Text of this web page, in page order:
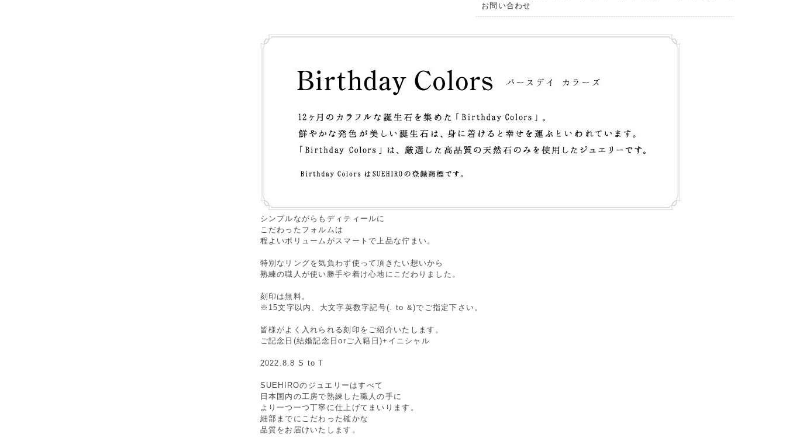
お問い合わせ
シンプルながらもディティールに
こだわったフォルムは
程よいボリュームがスマートで上品な佇まい。
特別なリングを気負わず使って頂きたい想いから
熟練の職人が使い勝手や着け心地にこだわりました。
刻印は無料。
※15文字以内、大文字英数字記号(. to &)でご指定下さい。
皆様がよく入れられる刻印をご紹介いたします。
ご記念日(結婚記念日orご入籍日)+イニシャル
2022.8.8 S to T
SUEHIROのジュエリーはすべて
日本国内の工房で熟練した職人の手に
より一つ一つ丁寧に仕上げてまいります。
細部までにこだわった確かな
品質をお届けいたします。